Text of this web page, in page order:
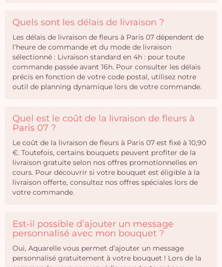
Quels sont les délais de livraison ?
Les délais de livraison de fleurs à Paris 07 dépendent de
l’heure de commande et du mode de livraison
sélectionné : Livraison standard en 4h : pour toute
commande passée avant 16h. Pour consulter les délais
précis en fonction de votre code postal, utilisez notre
outil de planning dynamique lors de votre commande.
Quel est le coût de la livraison de fleurs à
Paris 07 ?
Le coût de la livraison de fleurs à Paris 07 est fixé à 10,90
€. Toutefois, certains bouquets peuvent profiter de la
livraison gratuite selon nos offres promotionnelles en
cours. Pour découvrir si votre bouquet est éligible à la
livraison offerte, consultez nos offres spéciales lors de
votre commande.
Est-il possible d’ajouter un message
personnalisé avec mon bouquet ?
Oui, Aquarelle vous permet d’ajouter un message
personnalisé gratuitement à votre bouquet ! Lors de la